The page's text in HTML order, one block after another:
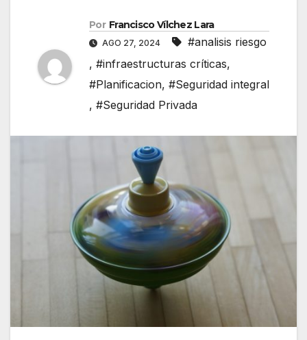
Por Francisco Vílchez Lara
AGO 27, 2024
#analisis riesgo
, #infraestructuras críticas,
#Planificacion, #Seguridad integral
, #Seguridad Privada